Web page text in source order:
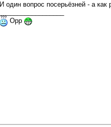
И один вопрос посерьёзней - а
Opp